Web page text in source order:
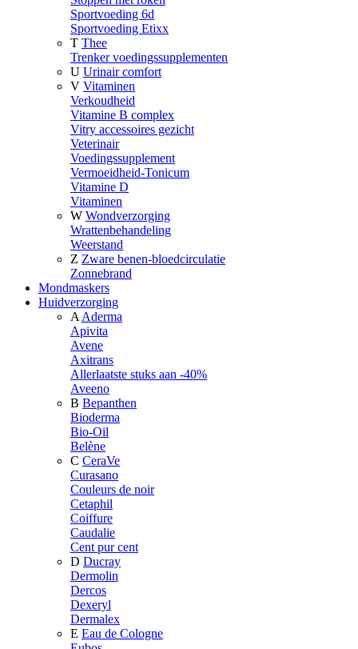
Sportvoeding 6d
Sportvoeding Etixx
T Thee
Trenker voedingssupplementen
U Urinair comfort
V Vitaminen
Verkoudheid
Vitamine B complex
Vitry accessoires gezicht
Veterinair
Voedingssupplement
Vermoeidheid-Tonicum
Vitamine D
Vitaminen
W Wondverzorging
Wrattenbehandeling
Weerstand
Z Zware benen-bloedcirculatie
Zonnebrand
Mondmaskers
Huidverzorging
A Aderma
Apivita
Avene
Axitrans
Allerlaatste stuks aan -40%
Aveeno
B Bepanthen
Bioderma
Bio-Oil
Belène
C CeraVe
Curasano
Couleurs de noir
Cetaphil
Coiffure
Caudalie
Cent pur cent
D Ducray
Dermolin
Dercos
Dexeryl
Dermalex
E Eau de Cologne